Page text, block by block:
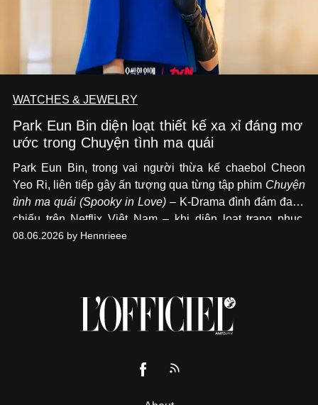
WATCHES & JEWELRY
Park Eun Bin diện loạt thiết kế xa xỉ đáng mơ
ước trong Chuyện tình ma quái
Park Eun Bin, trong vai người thừa kế chaebol Cheon
Yeo Ri, liên tiếp gây ấn tượng qua từng tập phim Chuyện
tình ma quái (Spooky in Love) – K-Drama đình đám đang
chiếu trên Netflix Việt Nam – khi diện loạt trang phục,
đồng hồ & trang sức xa xỉ tương xứng với địa vị trên màn
08.06.2026 by Hennrieee